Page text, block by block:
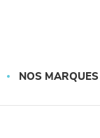
NOS MARQUES